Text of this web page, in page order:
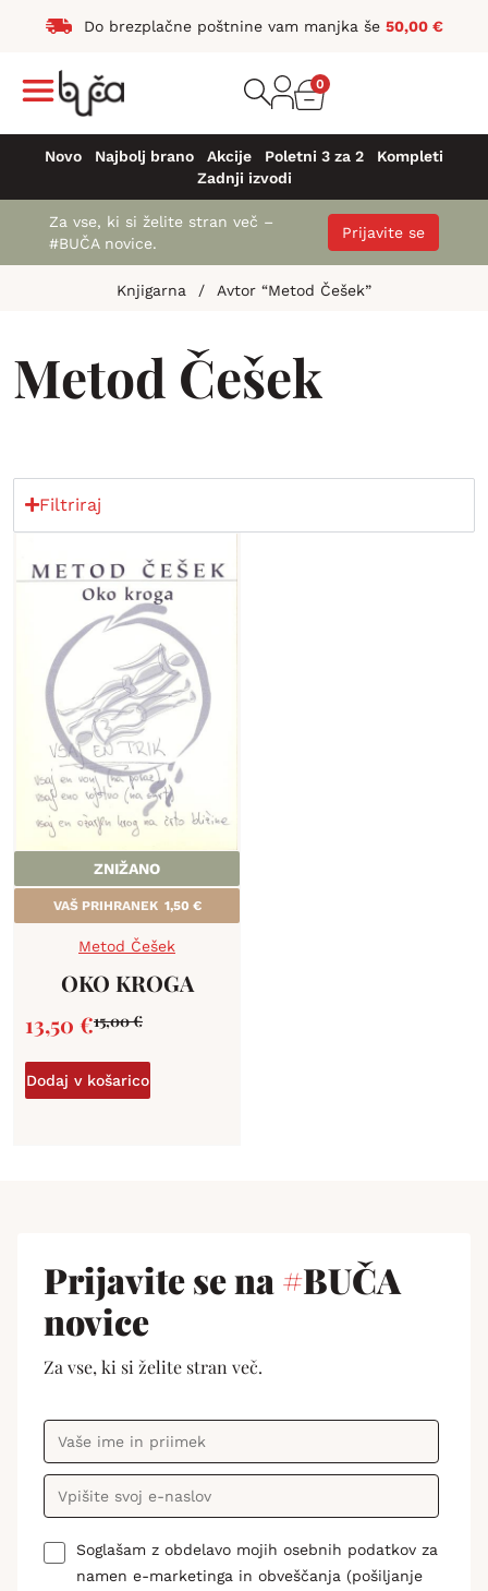
Do brezplačne poštnine vam manjka še 50,00 €
0
Novo Najbolj brano Akcije Poletni 3 za 2
Kompleti
Zadnji izvodi
Za vse, ki si želite stran več –
#BUČA novice.
Prijavite se
Knjigarna / Avtor “Metod Češek”
Metod Češek
Filtriraj
ZNIŽANO
VAŠ PRIHRANEK 1,50 €
Metod Češek
OKO KROGA
15,00€
13,50 €
Dodaj v košarico
Prijavite se na#BUČA
novice
Za vse, ki si želite stran več.
Soglašam z obdelavo mojih osebnih podatkov za
namen e-marketinga in obveščanja (pošiljanje